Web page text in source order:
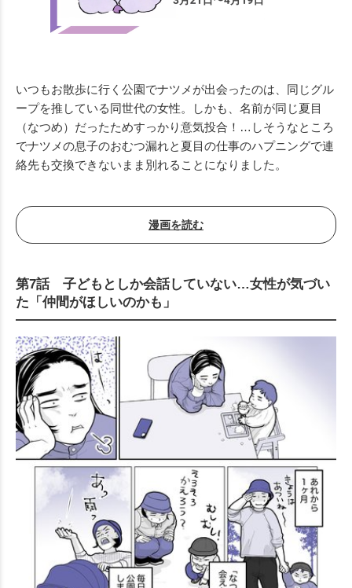
いつもお散歩に行く公園でナツメが出会ったのは、同じグル
ープを推している同世代の女性。しかも、名前が同じ夏目
（なつめ）だったためすっかり意気投合！…しそうなところ
でナツメの息子のおむつ漏れと夏目の仕事のハプニングで連
絡先も交換できないまま別れることになりました。
漫画を読む
第7話 子どもとしか会話していない…女性が気づい
た「仲間がほしいのかも」